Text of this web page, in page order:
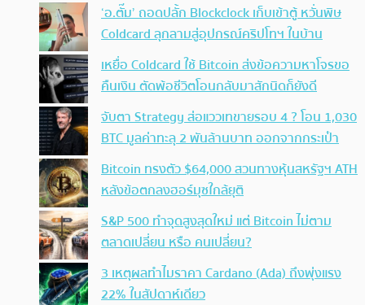
‘อ.ตั๊ม’ ถอดปลั้ก Blockclock เก็บเข้าตู้ หวั่นพิษ
Coldcard ลุกลามสู่อุปกรณ์คริปโทฯ ในบ้าน
เหยื่อ Coldcard ใช้ Bitcoin ส่งข้อความหาโจรขอ
คืนเงิน ตัดพ้อชีวิตโอนกลับมาสักนิดก็ยังดี
จับตา Strategy ส่อแววเทขายรอบ 4 ? โอน 1,030
BTC มูลค่าทะลุ 2 พันล้านบาท ออกจากกระเป๋า
Bitcoin ทรงตัว $64,000 สวนทางหุ้นสหรัฐฯ ATH
หลังข้อตกลงฮอร์มุซใกล้ยุติ
S&P 500 ทำจุดสูงสุดใหม่ แต่ Bitcoin ไม่ตาม
ตลาดเปลี่ยน หรือ คนเปลี่ยน?
3 เหตุผลทำไมราคา Cardano (Ada) ถึงพุ่งแรง
22% ในสัปดาห์เดียว